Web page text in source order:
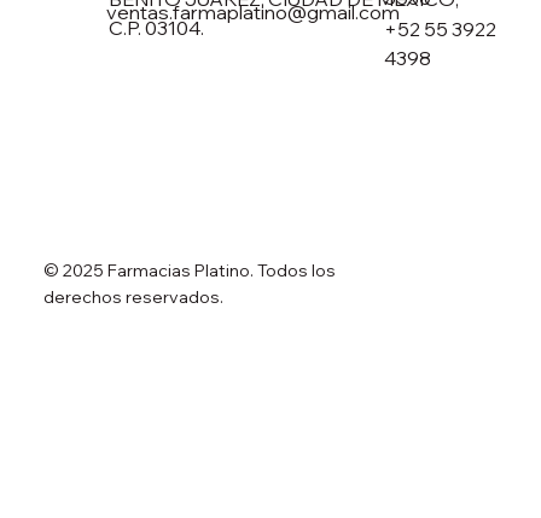
C.P. 03104.
+52 55 3922
4398
ventas.farmaplatino@gmail.com
© 2025 Farmacias Platino. Todos los
derechos reservados.